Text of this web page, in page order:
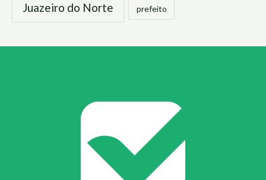
Juazeiro do Norte prefeito